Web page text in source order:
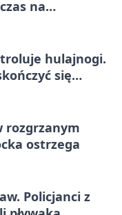
na
hulajnogi.
się
rozgrzanym
ostrzega
Policjanci z